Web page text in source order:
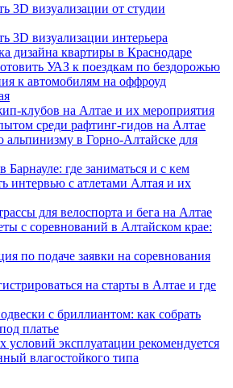
3D визуализации от студии
3D визуализации интерьера
дизайна квартиры в Краснодаре
УАЗ к поездкам по бездорожью
к автомобилям на оффроуд
клубов на Алтае и их мероприятия
среди рафтинг-гидов на Алтае
альпинизму в Горно-Алтайске для
Барнауле: где заниматься и с кем
интервью с атлетами Алтая и их
для велоспорта и бега на Алтае
с соревнований в Алтайском крае:
по подаче заявки на соревнования
на старты в Алтае и где
с бриллиантом: как собрать
платье
условий эксплуатации рекомендуется
влагостойкого типа